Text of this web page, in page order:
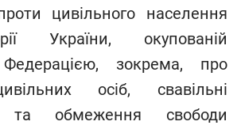
цивільного населення
України, окупованій
зокрема, про
осіб, свавільні
та обмеження свободи